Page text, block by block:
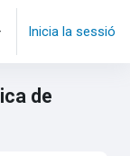
Inicia la sessió
de